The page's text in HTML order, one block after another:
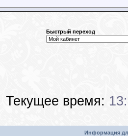
Быстрый переход
Текущее время:
Информация